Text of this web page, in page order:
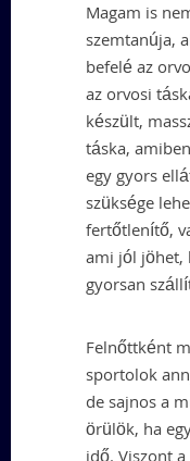
Magam is
szemtanúja,
befelé az
az orvosi
készült,
táska,
egy gyors
szüksége
fertőtlenítő,
ami jól jöhet,
gyorsan
Felnőttként
sportolok
de sajnos a
örülök, ha